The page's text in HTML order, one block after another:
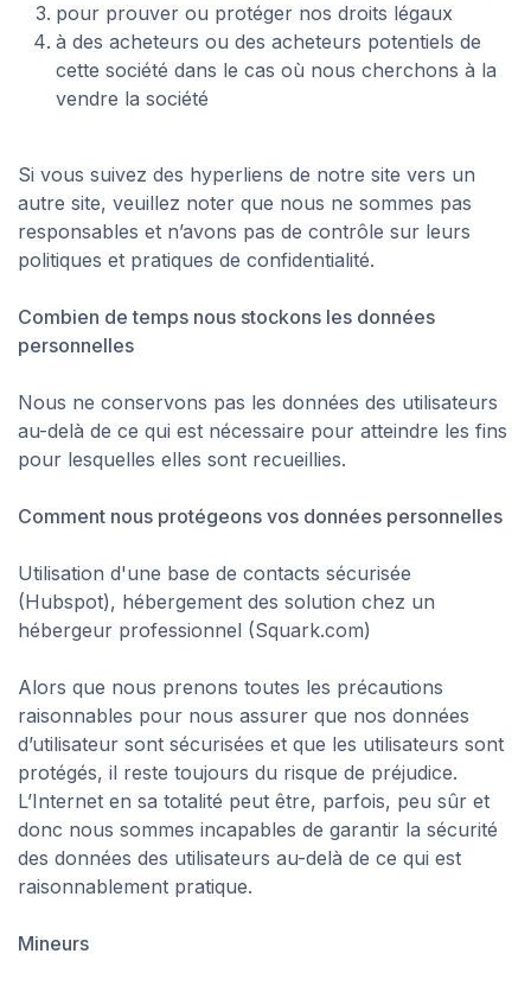
pour prouver ou protéger nos droits légaux
à des acheteurs ou des acheteurs potentiels de
cette société dans le cas où nous cherchons à la
vendre la société
Si vous suivez des hyperliens de notre site vers un
autre site, veuillez noter que nous ne sommes pas
responsables et n’avons pas de contrôle sur leurs
politiques et pratiques de confidentialité.
Combien de temps nous stockons les données
personnelles
Nous ne conservons pas les données des utilisateurs
au-delà de ce qui est nécessaire pour atteindre les fins
pour lesquelles elles sont recueillies.
Comment nous protégeons vos données personnelles
Utilisation d'une base de contacts sécurisée
(Hubspot), hébergement des solution chez un
hébergeur professionnel (Squark.com)
Alors que nous prenons toutes les précautions
raisonnables pour nous assurer que nos données
d’utilisateur sont sécurisées et que les utilisateurs sont
protégés, il reste toujours du risque de préjudice.
L’Internet en sa totalité peut être, parfois, peu sûr et
donc nous sommes incapables de garantir la sécurité
des données des utilisateurs au-delà de ce qui est
raisonnablement pratique.
Mineurs